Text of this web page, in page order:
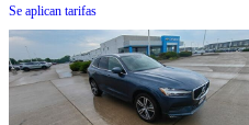
Se aplican tarifas